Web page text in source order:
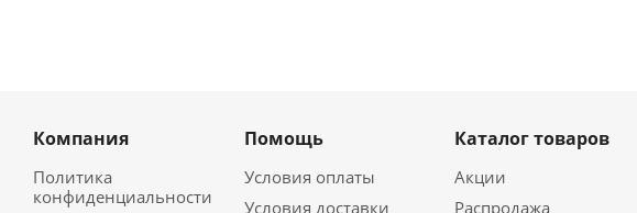
Компания
Политика
конфиденциальности
Помощь
Условия оплаты
Условия доставки
Каталог товаров
Акции
Распродажа